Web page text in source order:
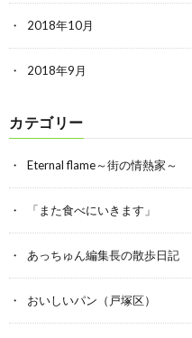
2018年10月
2018年9月
カテゴリー
Eternal flame～街の情熱家～
「また食べにいきます」
あっちゅん編集長の散歩日記
おいしいパン（戸塚区）